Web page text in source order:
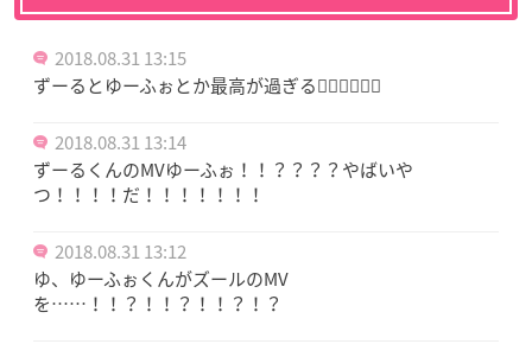
2018.08.31 13:15
ずーるとゆーふぉとか最高が過ぎる🤦‍♀️🤦‍♀️🤦‍♀️
2018.08.31 13:14
ずーるくんのMVゆーふぉ！！？？？？やばいや
つ！！！！だ！！！！！！！
2018.08.31 13:12
ゆ、ゆーふぉくんがズールのMV
を……！！？！！？！！？！？